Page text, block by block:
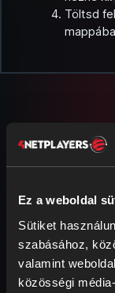
Ez a weboldal
Sütiket
szabásához,
valamint
közösségi
Töltsd
További